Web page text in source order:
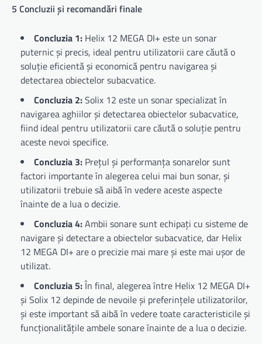
5 Concluzii și recomandări finale
Concluzia 1: Helix 12 MEGA DI+ este un sonar
puternic și precis, ideal pentru utilizatorii care căută o
soluție eficientă și economică pentru navigarea și
detectarea obiectelor subacvatice.
Concluzia 2:Solix 12 este un sonar specializat în
navigarea aghiilor și detectarea obiectelor subacvatice,
fiind ideal pentru utilizatorii care căută o soluție pentru
aceste nevoi specifice.
Concluzia 3: Prețul și performanța sonarelor sunt
factori importante în alegerea celui mai bun sonar, și
utilizatorii trebuie să aibă în vedere aceste aspecte
înainte de a lua o decizie.
Concluzia 4:Ambii sonare sunt echipați cu sisteme de
navigare și detectare a obiectelor subacvatice, dar Helix
12 MEGA DI+ are o precizie mai mare și este mai ușor de
utilizat.
Concluzia 5:În final, alegerea între Helix 12 MEGA DI+
și Solix 12 depinde de nevoile și preferințele utilizatorilor,
și este important să aibă în vedere toate caracteristicile și
funcționalitățile ambele sonare înainte de a lua o decizie.